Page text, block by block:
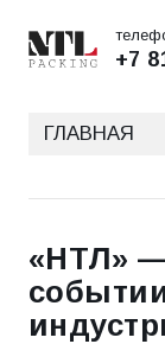
+7
ГЛАВНАЯ
«НТЛ»